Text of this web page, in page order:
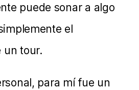
puede sonar a algo
el
un tour.
para mí fue un